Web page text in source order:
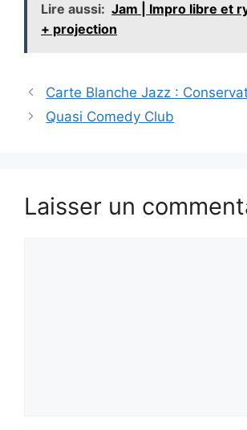
Lire aussi: Jam | Impro libre et
+ projection
Carte Blanche Jazz :
Quasi Comedy Club
Laisser un